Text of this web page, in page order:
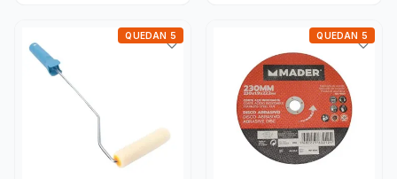
QUEDAN 5 QUEDAN 5